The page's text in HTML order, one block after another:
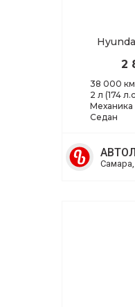
2
38 000 км
2 л (174
Механика
Седан